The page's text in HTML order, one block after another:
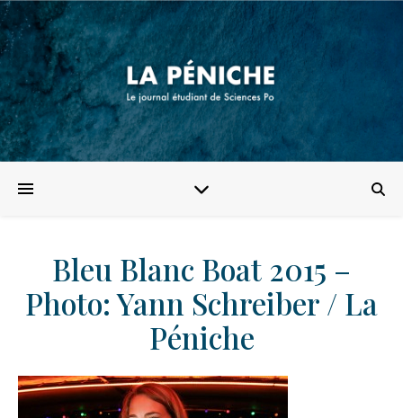
Bleu Blanc Boat 2015 –
Photo: Yann Schreiber / La
Péniche